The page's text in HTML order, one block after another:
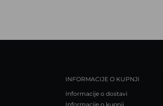
INFORMACIJE O KUPNJI
Informacije o dostavi
Informacije o kupnji